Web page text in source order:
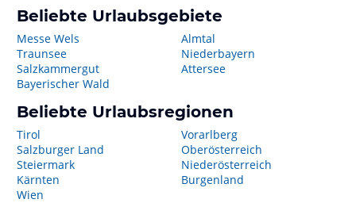
Beliebte Urlaubsgebiete
Messe Wels
Traunsee
Salzkammergut
Bayerischer Wald
Almtal
Niederbayern
Attersee
Beliebte Urlaubsregionen
Tirol
Salzburger Land
Steiermark
Kärnten
Wien
Vorarlberg
Oberösterreich
Niederösterreich
Burgenland